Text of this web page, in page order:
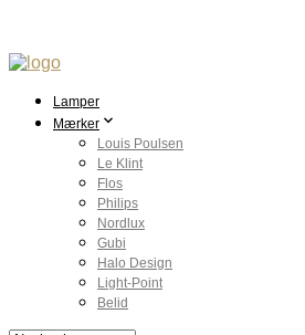
Lamper
Mærker
Louis Poulsen
Le Klint
Flos
Philips
Nordlux
Gubi
Halo Design
Light-Point
Belid